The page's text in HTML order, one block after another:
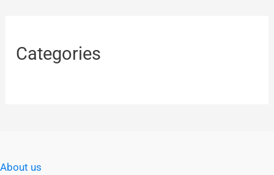
Categories
About us